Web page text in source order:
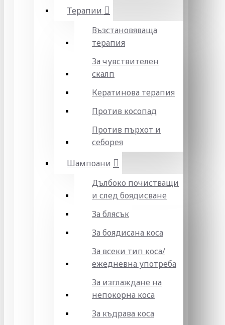
Терапии
Възстановяваща
терапия
За чувствителен
скалп
Кератинова терапия
Против косопад
Против пърхот и
себорея
Шампоани
Дълбоко почистващи
и след боядисване
За блясък
За боядисана коса
За всеки тип коса/
ежедневна употреба
За изглаждане на
непокорна коса
За къдрава коса